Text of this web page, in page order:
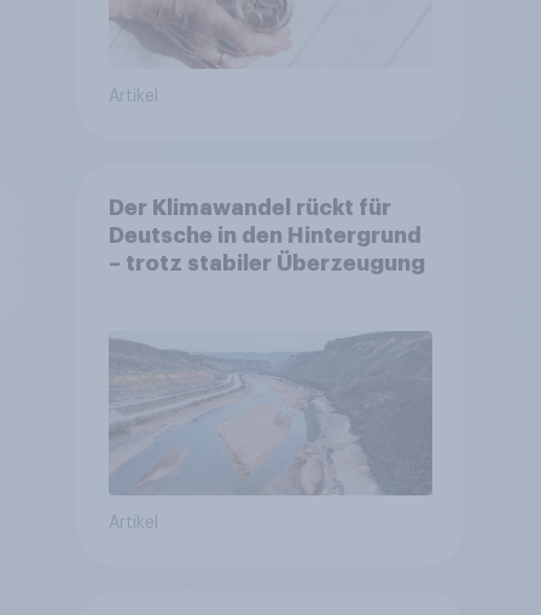
Artikel
Der Klimawandel rückt für
Deutsche in den Hintergrund
– trotz stabiler Überzeugung
Artikel